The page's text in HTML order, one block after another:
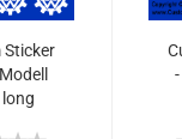
Sticker